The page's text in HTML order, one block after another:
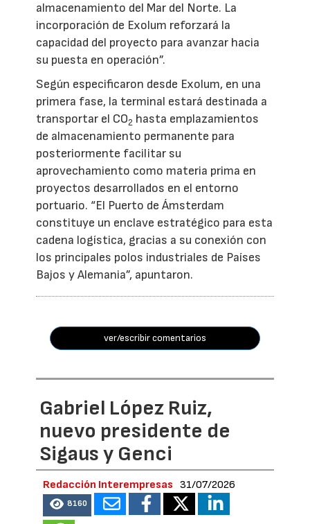
almacenamiento del Mar del Norte. La
incorporación de Exolum reforzará la
capacidad del proyecto para avanzar hacia
su puesta en operación”.
Según especificaron desde Exolum, en una
primera fase, la terminal estará destinada a
transportar el CO2 hasta emplazamientos
de almacenamiento permanente para
posteriormente facilitar su
aprovechamiento como materia prima en
proyectos desarrollados en el entorno
portuario. “El Puerto de Ámsterdam
constituye un enclave estratégico para esta
cadena logística, gracias a su conexión con
los principales polos industriales de Países
Bajos y Alemania”, apuntaron.
ver/escribir comentarios
Gabriel López Ruiz,
nuevo presidente de
Sigaus y Genci
Redacción Interempresas 31/07/2026
8160